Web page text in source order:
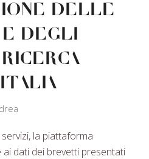
delle
degli
Italia
la piattaforma
dati dei brevetti presentati